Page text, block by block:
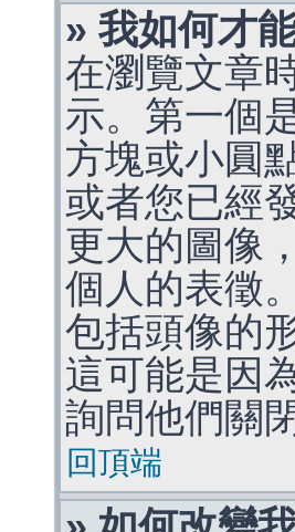
» 我如何才
在瀏覽文章
示。第一個
方塊或小圓
或者您已經
更大的圖像
個人的表徵
包括頭像的
這可能是因
詢問他們關
回頂端